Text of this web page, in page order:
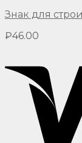
Знак для
₽46.00